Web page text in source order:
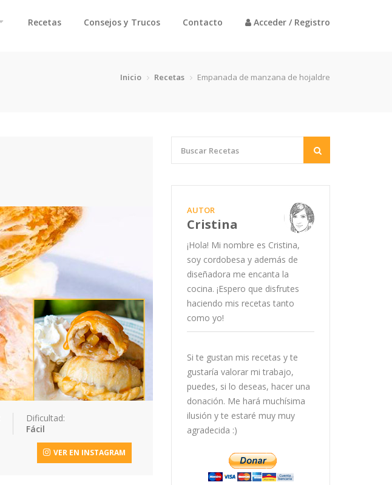
Recetas Consejos y Trucos Contacto Acceder / Registro
Inicio Recetas Empanada de manzana de hojaldre
Dificultad:
Fácil
VER EN INSTAGRAM
AUTOR
Cristina
¡Hola! Mi nombre es Cristina,
soy cordobesa y además de
diseñadora me encanta la
cocina. ¡Espero que disfrutes
haciendo mis recetas tanto
como yo!
Si te gustan mis recetas y te
gustaría valorar mi trabajo,
puedes, si lo deseas, hacer una
donación. Me hará muchísima
ilusión y te estaré muy muy
agradecida :)